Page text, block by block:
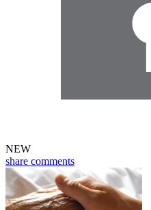
NEW
share comments